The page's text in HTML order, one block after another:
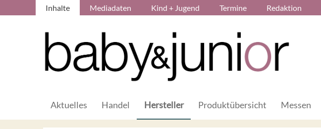
Inhalte Mediadaten Kind + Jugend Termine Redaktion
Aktuelles Handel Hersteller Produktübersicht Messen